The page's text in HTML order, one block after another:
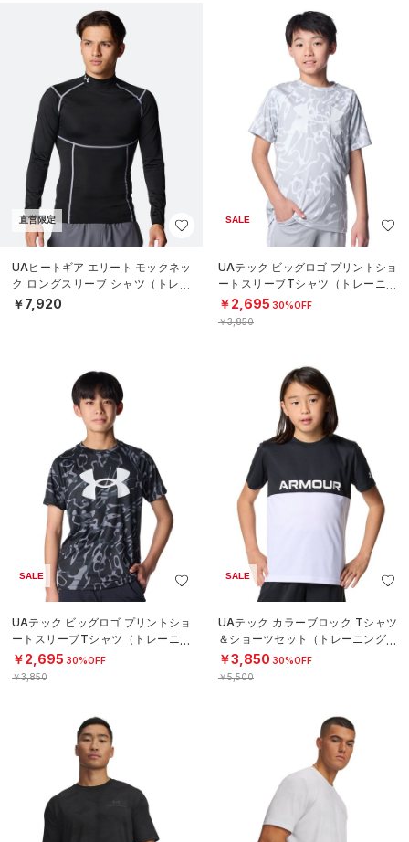
直営限定
UAヒートギア エリート モックネッ
ク ロングスリーブ シャツ（トレー
ニング/MEN）
￥7,920
SALE
UAテック ビッグロゴ プリントショ
ートスリーブTシャツ（トレーニン
グ/BOYS）
￥2,695 30%OFF
￥3,850
SALE
UAテック ビッグロゴ プリントショ
ートスリーブTシャツ（トレーニン
グ/BOYS）
￥2,695 30%OFF
￥3,850
SALE
UAテック カラーブロック Tシャツ
＆ショーツセット（トレーニング/B
OYS）
￥3,850 30%OFF
￥5,500